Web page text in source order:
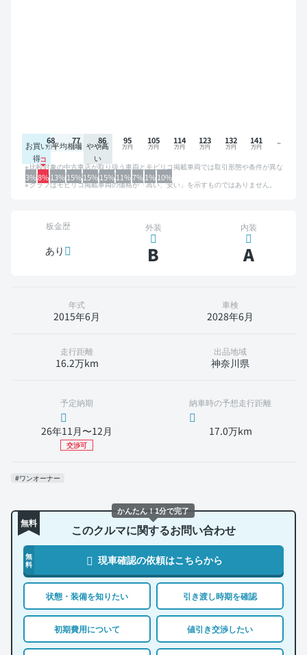
お買い
得
平均相場 やや高
い
3%8%13%15%15%15%11%7%1%10%
68 77 86 95 105 114 123 132 141
比較対象の中古車店が取り扱う車両とモビリコ掲載車両では取引形態や条件が異な
るため、グラフは参考情報です。
グラフはモビリコ掲載車両の価格が「高い、安い」を示すものではありません。
板金歴
あり
外装
B
内装
A
年式
2015年6月
車検
2028年6月
走行距離
16.2万km
出品地域
神奈川県
予定納期
26年11月〜12月
交渉可
納車時の予想走行距離
17.0万km
#ワンオーナー
無料 このクルマに関するお問い合わせ
無
料
現車確認の依頼はこちらから
状態・装備を知りたい 引き渡し時期を確認
初期費用について 値引き交渉したい
かんたん！1分で完了